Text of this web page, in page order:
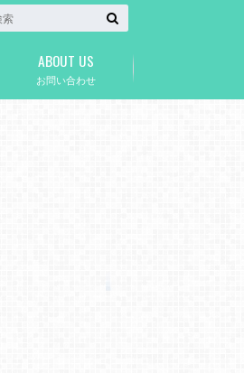
お問い合わせ
ABOUT US